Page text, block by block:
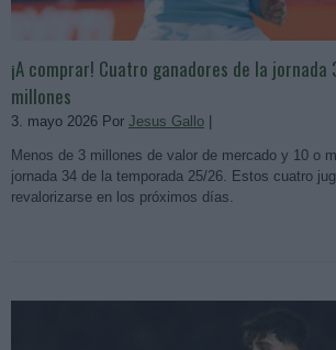
¡A comprar! Cuatro ganadores de la jornada
millones
3. mayo 2026 Por Jesus Gallo
Menos de 3 millones de valor de mercado y 10 o
jornada 34 de la temporada 25/26. Estos cuatro
revalorizarse en los próximos días.